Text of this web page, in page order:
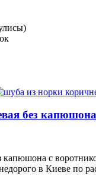
без капюшона
капюшона с
в Киеве по